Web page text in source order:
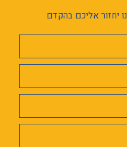
יחזור אליכם בהקדם